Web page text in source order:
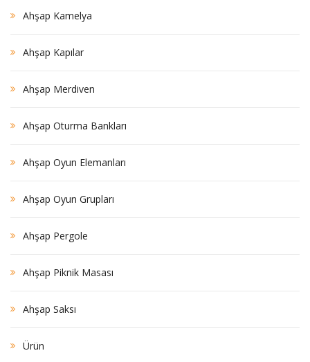
Ahşap Kamelya
Ahşap Kapılar
Ahşap Merdiven
Ahşap Oturma Bankları
Ahşap Oyun Elemanları
Ahşap Oyun Grupları
Ahşap Pergole
Ahşap Piknik Masası
Ahşap Saksı
Ürün